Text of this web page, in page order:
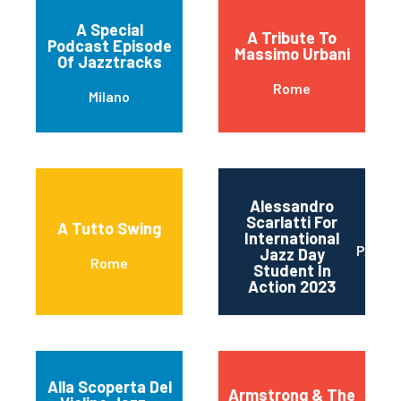
Magnarelli Tromba,
Mark Sherman Piano
Stephan Kurmann –
Adam Pache
A Special
Podcast Episode
Of Jazztracks
Milano
A Tribute To
Massimo Urbani
Rome
A Tutto Swing
Rome
Alessandro
Scarlatti For
International
Jazz Day
Student In
Action 2023
Alla Scoperta Del
Armstrong & The